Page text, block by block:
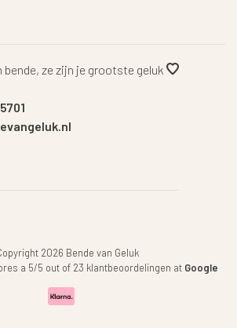
bende, ze zijn je grootste geluk
2026 Bende van Geluk
a 5/5 out of 23 klantbeoordelingen at Google